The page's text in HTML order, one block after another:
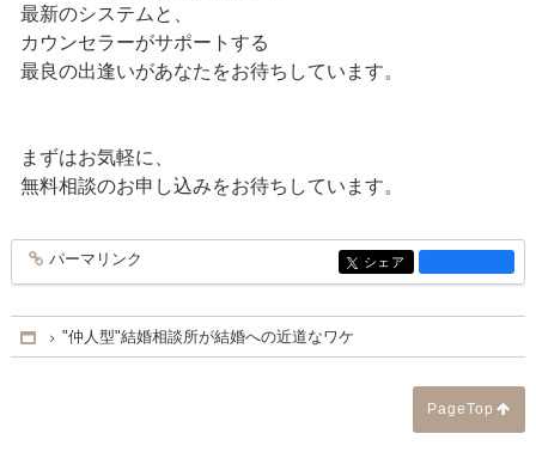
最新のシステムと、
カウンセラーがサポートする
最良の出逢いがあなたをお待ちしています。
まずはお気軽に、
無料相談のお申し込みをお待ちしています。
entry1412
パーマリンク entry1412
シェア
Home
"仲人型"結婚相談所が結婚への近道なワケ
PageTop